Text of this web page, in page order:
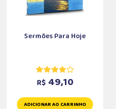
Sermões Para Hoje
R$ 49,10
ADICIONAR AO CARRINHO